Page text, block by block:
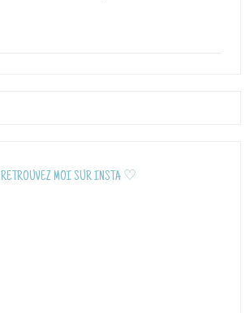
RETROUVEZ MOI SUR INSTA ♡